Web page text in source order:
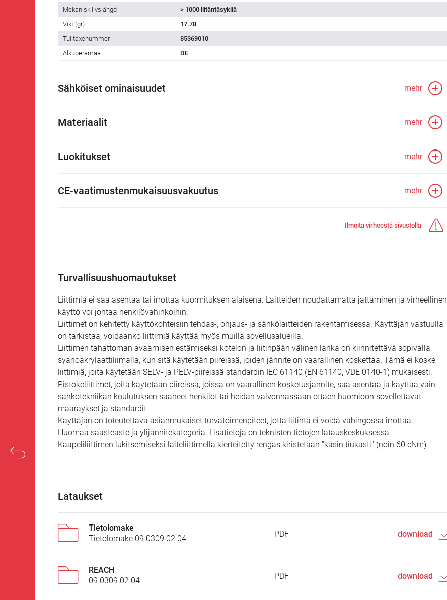
Mekanisk livslängd
> 1000 liitäntäsykliä
Vikt (gr)
17.78
Tulltaxenummer
85369010
Alkuperämaa
DE
Sähköiset ominaisuudet mehr
Materiaalit mehr
Luokitukset mehr
CE-vaatimustenmukaisuusvakuutus mehr
Ilmoita virheestä sivustolla
Turvallisuushuomautukset
Liittimiä ei saa asentaa tai irrottaa kuormituksen alaisena. Laitteiden noudattamatta jättäminen ja virheellinen
käyttö voi johtaa henkilövahinkoihin.
Liittimet on kehitetty käyttökohteisiin tehdas-, ohjaus- ja sähkölaitteiden rakentamisessa. Käyttäjän vastuulla
on tarkistaa, voidaanko liittimiä käyttää myös muilla sovellusalueilla.
Liittimen tahattoman avaamisen estämiseksi kotelon ja liitinpään välinen lanka on kiinnitettävä sopivalla
syanoakrylaattiliimalla, kun sitä käytetään piireissä, joiden jännite on vaarallinen koskettaa. Tämä ei koske
liittimiä, joita käytetään SELV- ja PELV-piireissä standardin IEC 61140 (EN 61140, VDE 0140-1) mukaisesti.
Pistokeliittimet, joita käytetään piireissä, joissa on vaarallinen kosketusjännite, saa asentaa ja käyttää vain
sähkötekniikan koulutuksen saaneet henkilöt tai heidän valvonnassaan ottaen huomioon sovellettavat
määräykset ja standardit.
Käyttäjän on toteutettava asianmukaiset turvatoimenpiteet, jotta liitintä ei voida vahingossa irrottaa.
Huomaa saasteaste ja ylijännitekategoria. Lisätietoja on teknisten tietojen latauskeskuksessa.
Kaapeliliittimen lukitsemiseksi laiteliittimellä kierteitetty rengas kiristetään "käsin tiukasti" (noin 60 cNm).
Lataukset
Tietolomake
Tietolomake 09 0309 02 04
PDF download
REACH
09 0309 02 04
PDF download